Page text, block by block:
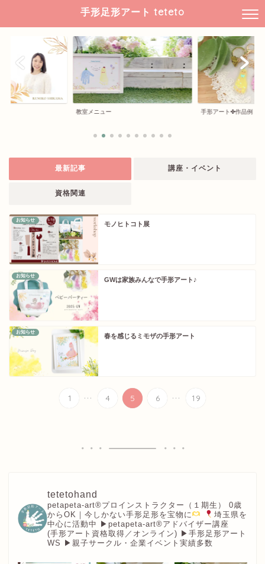
手形足形アート teteto
教室メニュー 手形アート✤作品例
最新記事 講座・イベント
資格関連
お知らせ
モノヒトコト展
お知らせ
GWは家族みんなで手形アート♪
お知らせ
春を感じるミモザの手形アート
1 ... 4 5 6 ... 19
tetetohand
petapeta-art®︎プロインストラクター（１期生）
0歳
からOK｜今しかない手形足形を宝物に
埼玉県を
中心に活動中 ▶︎petapeta-art®アドバイザー講座
(手形アート資格取得／オンライン) ▶︎手形足形アート
WS ▶︎親子サークル・企業イベント実績多数